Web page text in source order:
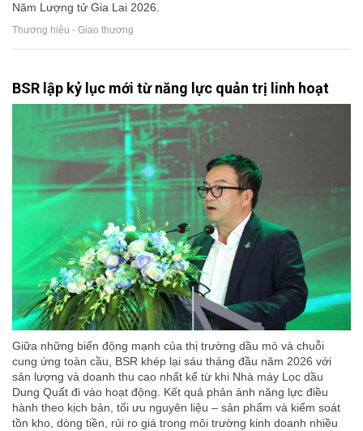
Năm Lượng tử Gia Lai 2026.
Thương hiệu - Giao thương
BSR lập kỷ lục mới từ năng lực quản trị linh hoạt
Giữa những biến động mạnh của thị trường dầu mỏ và chuỗi
cung ứng toàn cầu, BSR khép lại sáu tháng đầu năm 2026 với
sản lượng và doanh thu cao nhất kể từ khi Nhà máy Lọc dầu
Dung Quất đi vào hoạt động. Kết quả phản ánh năng lực điều
hành theo kịch bản, tối ưu nguyên liệu – sản phẩm và kiểm soát
tồn kho, dòng tiền, rủi ro giá trong môi trường kinh doanh nhiều